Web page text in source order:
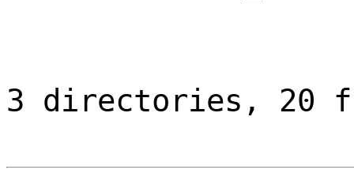
3 directories, 20